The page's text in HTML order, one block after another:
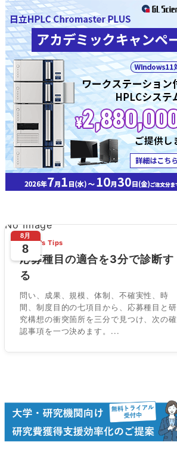
No Image
8月
8
Today's Tips
応募種目の適合を3分で診断す
る
問い、成果、規模、体制、不確実性、時
間、制度目的の七項目から、応募種目と研
究構想の衝突箇所を三分で見つけ、次の確
認事項を一つ決めます。...